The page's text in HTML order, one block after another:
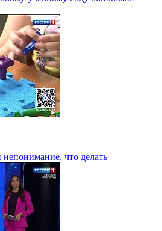
непонимание, что делать